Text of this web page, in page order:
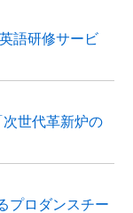
語研修サービ
次世代革新炉の
プロダンスチー